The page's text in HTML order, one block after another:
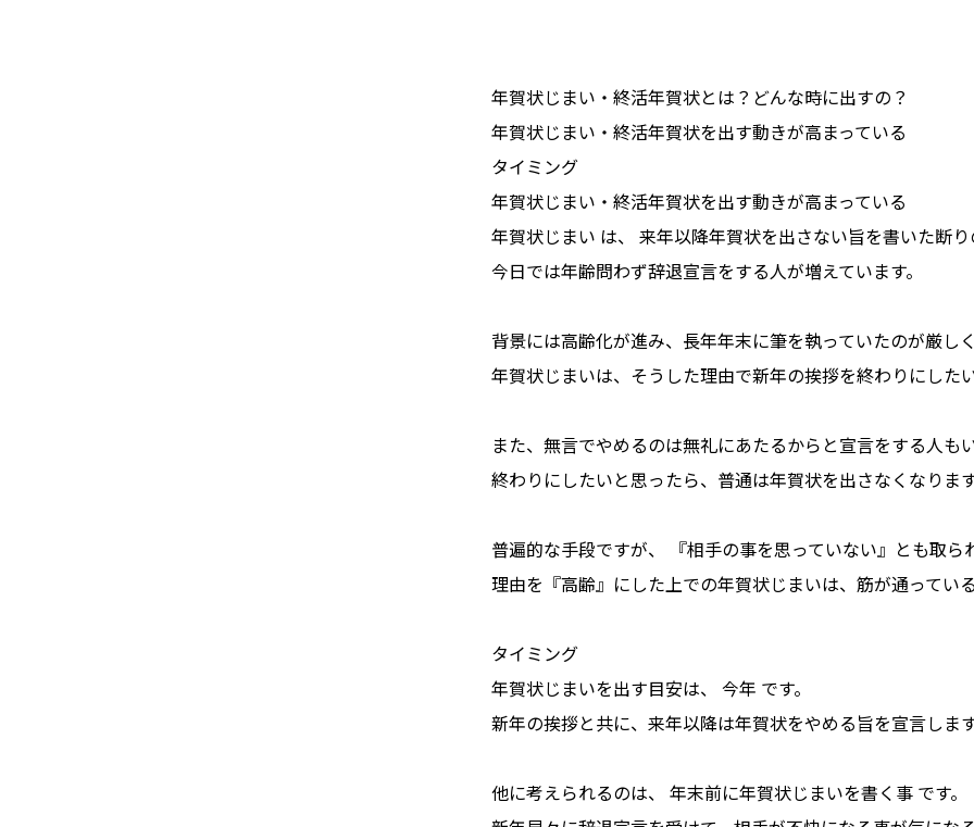
年賀状じまい・終活年賀状とは？どんな時に出すの？
年賀状じまい・終活年賀状を出す動きが高まっている
タイミング
年賀状じまい・終活年賀状を出す動きが高まっている
年賀状じまい は、 来年以降年賀状を出さない旨を書いた断り
今日では年齢問わず辞退宣言をする人が増えています。
背景には高齢化が進み、長年年末に筆を執っていたのが厳し
年賀状じまいは、そうした理由で新年の挨拶を終わりにした
また、無言でやめるのは無礼にあたるからと宣言をする人もい
終わりにしたいと思ったら、普通は年賀状を出さなくなります
普遍的な手段ですが、 『相手の事を思っていない』とも取ら
理由を『高齢』にした上での年賀状じまいは、筋が通ってい
タイミング
年賀状じまいを出す目安は、 今年 です。
新年の挨拶と共に、来年以降は年賀状をやめる旨を宣言します
他に考えられるのは、 年末前に年賀状じまいを書く事 です。